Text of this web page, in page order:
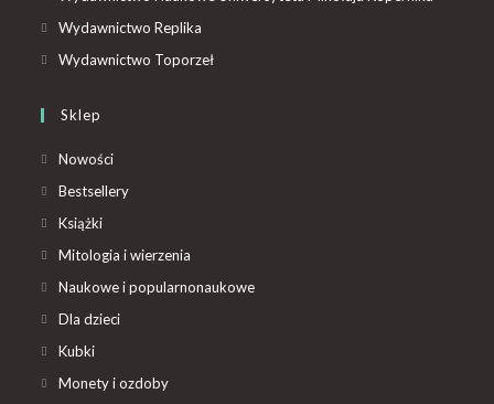
Wydawnictwo Replika
Wydawnictwo Toporzeł
Sklep
Nowości
Bestsellery
Książki
Mitologia i wierzenia
Naukowe i popularnonaukowe
Dla dzieci
Kubki
Monety i ozdoby